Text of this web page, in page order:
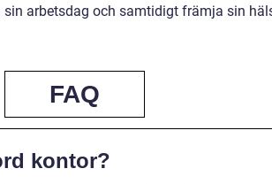
arbetsdag och samtidigt främja sin
FAQ
kontor?